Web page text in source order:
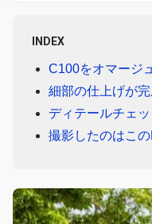
INDEX
C100をオマージ
細部の仕上げが
ディテールチェッ
撮影したのはこの